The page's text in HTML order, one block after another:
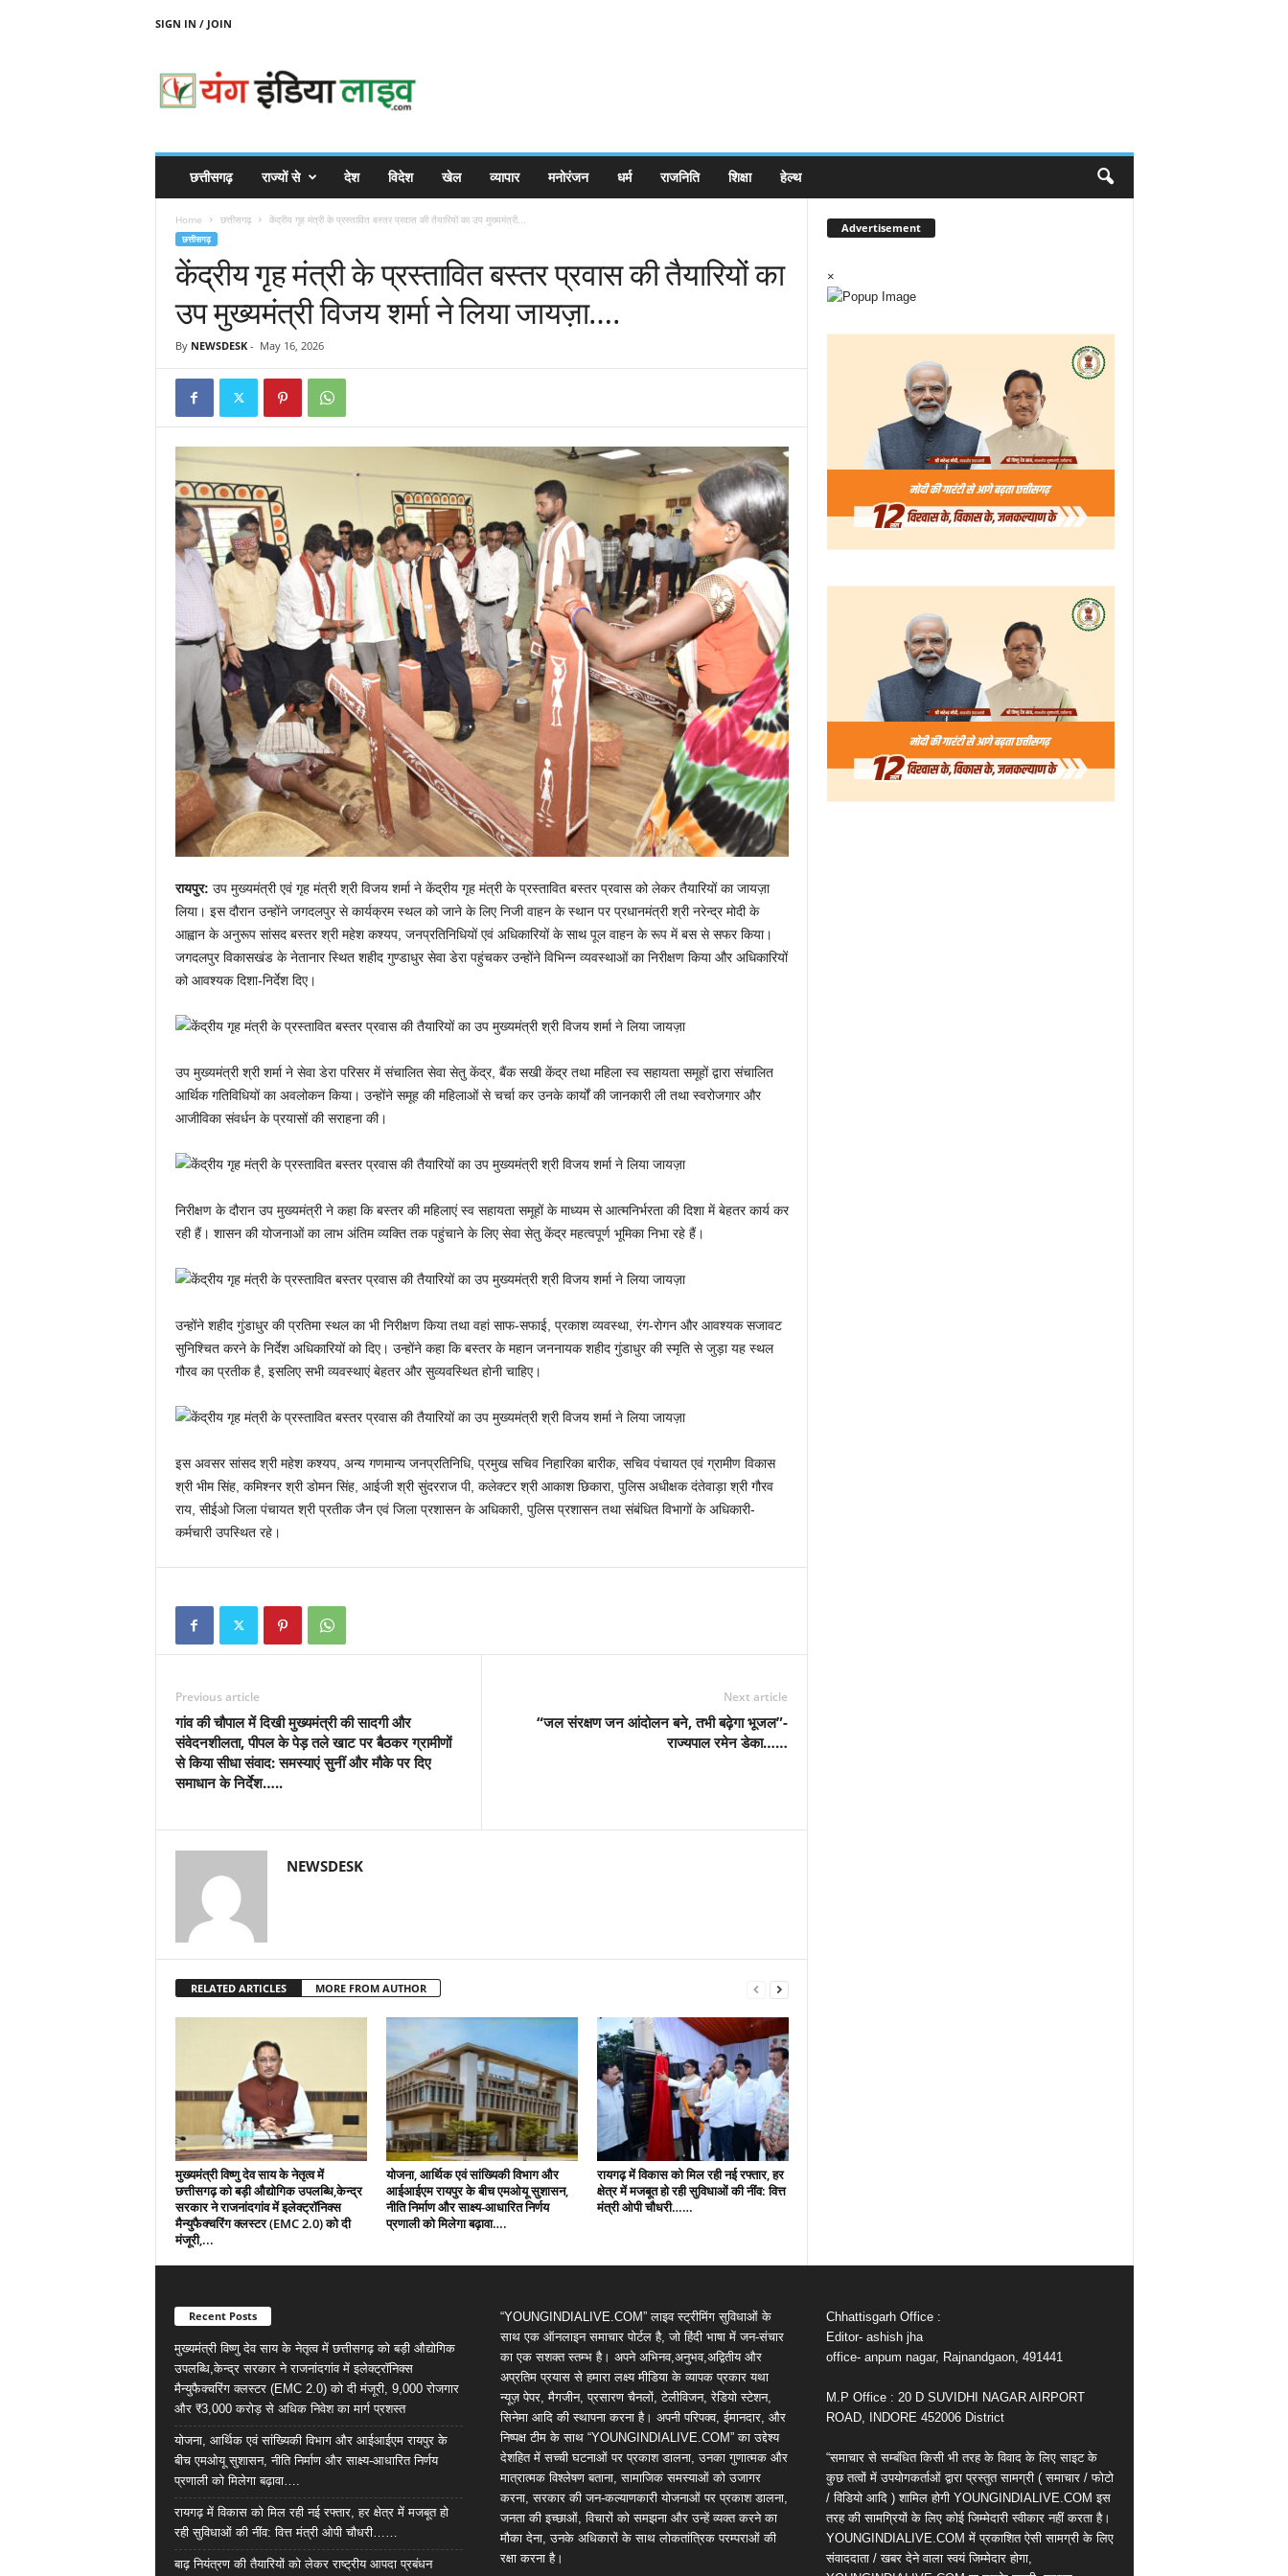
SIGN IN / JOIN
N
छत्तीसगढ़ राज्यों से देश विदेश खेल व्यापार मनोरंजन धर्म राजनिति शिक्षा हेल्थ
Home छत्तीसगढ़ केंद्रीय गृह मंत्री के प्रस्तावित बस्तर प्रवास की तैयारियों का उप मुख्यमंत्री...
छत्तीसगढ़
केंद्रीय गृह मंत्री के प्रस्तावित बस्तर प्रवास की तैयारियों का
उप मुख्यमंत्री विजय शर्मा ने लिया जायज़ा….
By NEWSDESK- May 16, 2026
रायपुर: उप मुख्यमंत्री एवं गृह मंत्री श्री विजय शर्मा ने केंद्रीय गृह मंत्री के प्रस्तावित बस्तर प्रवास को लेकर तैयारियों का जायज़ा
लिया। इस दौरान उन्होंने जगदलपुर से कार्यक्रम स्थल को जाने के लिए निजी वाहन के स्थान पर प्रधानमंत्री श्री नरेन्द्र मोदी के
आह्वान के अनुरूप सांसद बस्तर श्री महेश कश्यप, जनप्रतिनिधियों एवं अधिकारियों के साथ पूल वाहन के रूप में बस से सफर किया।
जगदलपुर विकासखंड के नेतानार स्थित शहीद गुण्डाधुर सेवा डेरा पहुंचकर उन्होंने विभिन्न व्यवस्थाओं का निरीक्षण किया और अधिकारियों
को आवश्यक दिशा-निर्देश दिए।
उप मुख्यमंत्री श्री शर्मा ने सेवा डेरा परिसर में संचालित सेवा सेतु केंद्र, बैंक सखी केंद्र तथा महिला स्व सहायता समूहों द्वारा संचालित
आर्थिक गतिविधियों का अवलोकन किया। उन्होंने समूह की महिलाओं से चर्चा कर उनके कार्यों की जानकारी ली तथा स्वरोजगार और
आजीविका संवर्धन के प्रयासों की सराहना की।
निरीक्षण के दौरान उप मुख्यमंत्री ने कहा कि बस्तर की महिलाएं स्व सहायता समूहों के माध्यम से आत्मनिर्भरता की दिशा में बेहतर कार्य कर
रही हैं। शासन की योजनाओं का लाभ अंतिम व्यक्ति तक पहुंचाने के लिए सेवा सेतु केंद्र महत्वपूर्ण भूमिका निभा रहे हैं।
उन्होंने शहीद गुंडाधुर की प्रतिमा स्थल का भी निरीक्षण किया तथा वहां साफ-सफाई, प्रकाश व्यवस्था, रंग-रोगन और आवश्यक सजावट
सुनिश्चित करने के निर्देश अधिकारियों को दिए। उन्होंने कहा कि बस्तर के महान जननायक शहीद गुंडाधुर की स्मृति से जुड़ा यह स्थल
गौरव का प्रतीक है, इसलिए सभी व्यवस्थाएं बेहतर और सुव्यवस्थित होनी चाहिए।
इस अवसर सांसद श्री महेश कश्यप, अन्य गणमान्य जनप्रतिनिधि, प्रमुख सचिव निहारिका बारीक, सचिव पंचायत एवं ग्रामीण विकास
श्री भीम सिंह, कमिश्नर श्री डोमन सिंह, आईजी श्री सुंदरराज पी, कलेक्टर श्री आकाश छिकारा, पुलिस अधीक्षक दंतेवाड़ा श्री गौरव
राय, सीईओ जिला पंचायत श्री प्रतीक जैन एवं जिला प्रशासन के अधिकारी, पुलिस प्रशासन तथा संबंधित विभागों के अधिकारी-
कर्मचारी उपस्थित रहे।
Previous article
गांव की चौपाल में दिखी मुख्यमंत्री की सादगी और
संवेदनशीलता, पीपल के पेड़ तले खाट पर बैठकर ग्रामीणों
से किया सीधा संवाद: समस्याएं सुनीं और मौके पर दिए
समाधान के निर्देश…..
Next article
“जल संरक्षण जन आंदोलन बने, तभी बढ़ेगा भूजल”-
राज्यपाल रमेन डेका……
NEWSDESK
RELATED ARTICLES MORE FROM AUTHOR
मुख्यमंत्री विष्णु देव साय के नेतृत्व में
छत्तीसगढ़ को बड़ी औद्योगिक उपलब्धि,केन्द्र
सरकार ने राजनांदगांव में इलेक्ट्रॉनिक्स
मैन्युफैक्चरिंग क्लस्टर (EMC 2.0) को दी
मंजूरी,...
योजना, आर्थिक एवं सांख्यिकी विभाग और
आईआईएम रायपुर के बीच एमओयू सुशासन,
नीति निर्माण और साक्ष्य-आधारित निर्णय
प्रणाली को मिलेगा बढ़ावा….
रायगढ़ में विकास को मिल रही नई रफ्तार, हर
क्षेत्र में मजबूत हो रही सुविधाओं की नींव: वित्त
मंत्री ओपी चौधरी……
Advertisement
×
Recent Posts
मुख्यमंत्री विष्णु देव साय के नेतृत्व में छत्तीसगढ़ को बड़ी औद्योगिक
उपलब्धि,केन्द्र सरकार ने राजनांदगांव में इलेक्ट्रॉनिक्स
मैन्युफैक्चरिंग क्लस्टर (EMC 2.0) को दी मंजूरी, 9,000 रोजगार
और ₹3,000 करोड़ से अधिक निवेश का मार्ग प्रशस्त
योजना, आर्थिक एवं सांख्यिकी विभाग और आईआईएम रायपुर के
बीच एमओयू सुशासन, नीति निर्माण और साक्ष्य-आधारित निर्णय
प्रणाली को मिलेगा बढ़ावा….
रायगढ़ में विकास को मिल रही नई रफ्तार, हर क्षेत्र में मजबूत हो
रही सुविधाओं की नींव: वित्त मंत्री ओपी चौधरी……
बाढ़ नियंत्रण की तैयारियों को लेकर राष्ट्रीय आपदा प्रबंधन
“YOUNGINDIALIVE.COM” लाइव स्ट्रीमिंग सुविधाओं के
साथ एक ऑनलाइन समाचार पोर्टल है, जो हिंदी भाषा में जन-संचार
का एक सशक्त स्तम्भ है। अपने अभिनव,अनुभव,अद्वितीय और
अप्रतिम प्रयास से हमारा लक्ष्य मीडिया के व्यापक प्रकार यथा
न्यूज़ पेपर, मैगजीन, प्रसारण चैनलों, टेलीविजन, रेडियो स्टेशन,
सिनेमा आदि की स्थापना करना है। अपनी परिपक्व, ईमानदार, और
निष्पक्ष टीम के साथ “YOUNGINDIALIVE.COM” का उद्देश्य
देशहित में सच्ची घटनाओं पर प्रकाश डालना, उनका गुणात्मक और
मात्रात्मक विश्लेषण बताना, सामाजिक समस्याओं को उजागर
करना, सरकार की जन-कल्याणकारी योजनाओं पर प्रकाश डालना,
जनता की इच्छाओं, विचारों को समझना और उन्हें व्यक्त करने का
मौका देना, उनके अधिकारों के साथ लोकतांत्रिक परम्पराओं की
रक्षा करना है।
Chhattisgarh Office :
Editor- ashish jha
office- anpum nagar, Rajnandgaon, 491441
M.P Office : 20 D SUVIDHI NAGAR AIRPORT
ROAD, INDORE 452006 District
“समाचार से सम्बंधित किसी भी तरह के विवाद के लिए साइट के
कुछ तत्वों में उपयोगकर्ताओं द्वारा प्रस्तुत सामग्री ( समाचार / फोटो
/ विडियो आदि ) शामिल होगी YOUNGINDIALIVE.COM इस
तरह की सामग्रियों के लिए कोई जिम्मेदारी स्वीकार नहीं करता है।
YOUNGINDIALIVE.COM में प्रकाशित ऐसी सामग्री के लिए
संवाददाता / खबर देने वाला स्वयं जिम्मेदार होगा,